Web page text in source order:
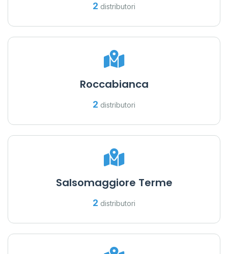
2 distributori
Roccabianca
2 distributori
Salsomaggiore Terme
2 distributori